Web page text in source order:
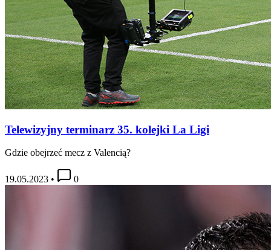
Telewizyjny terminarz 35. kolejki La Ligi
Gdzie obejrzeć mecz z Valencią?
19.05.2023 • 0